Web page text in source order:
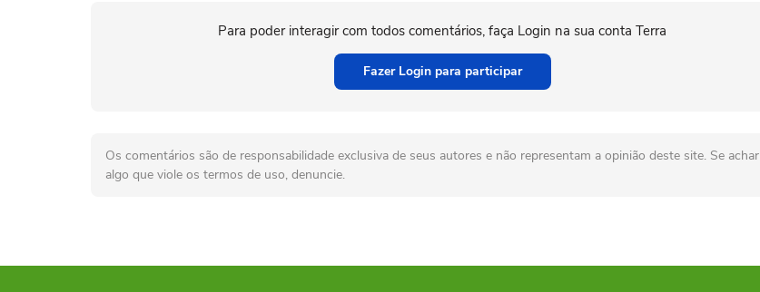
Para poder interagir com todos comentários, faça Login na sua conta Terra
Fazer Login para participar
Os comentários são de responsabilidade exclusiva de seus autores e não representam a opinião deste site. Se achar
algo que viole os termos de uso, denuncie.